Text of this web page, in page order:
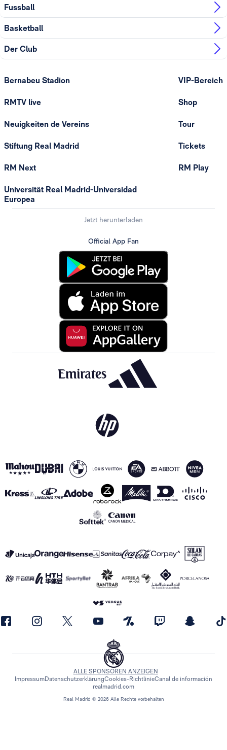
Fussball
Basketball
Der Club
Bernabeu Stadion
RMTV live
Neuigkeiten de Vereins
Stiftung Real Madrid
RM Next
Universität Real Madrid-Universidad
Europea
VIP-Bereich
Shop
Tour
Tickets
RM Play
Jetzt herunterladen
Official App Fan
Real Madrid © 2026 Alle Rechte vorbehalten
ALLE SPONSOREN ANZEIGEN
ImpressumDatenschutzerklärungCookies-RichtlinieCanal de información
realmadrid.com